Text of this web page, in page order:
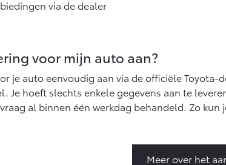
via de dealer
voor mijn auto aan?
je auto eenvoudig aan via de officiële
Je hoeft slechts enkele gegevens aan te
al binnen één werkdag behandeld. Zo kun
Meer over het